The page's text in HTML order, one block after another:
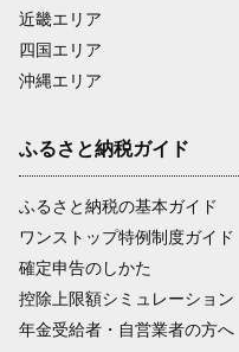
近畿エリア
四国エリア
沖縄エリア
ふるさと納税ガイド
ふるさと納税の基本ガイド
ワンストップ特例制度ガイド
確定申告のしかた
控除上限額シミュレーション
年金受給者・自営業者の方へ